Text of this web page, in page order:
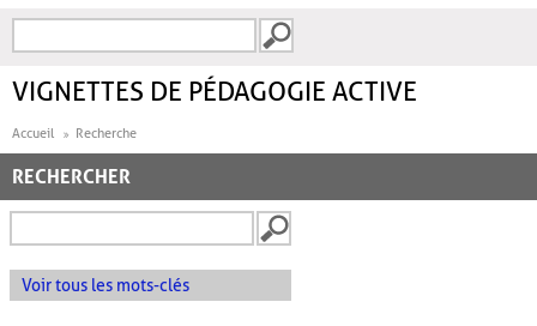
FORMULAIRE DE
VIGNETTES DE PÉDAGOGIE ACTIVE
Accueil Recherche
RECHERCHER
Voir tous les mots-clés